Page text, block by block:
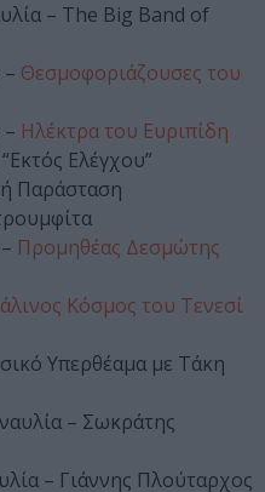
– The Big Band of
Θεσμοφοριάζουσες του
Ηλέκτρα του Ευριπίδη
Ελέγχου”
Παράσταση
Προμηθέας Δεσμώτης
Κόσμος του Τενεσί
Υπερθέαμα με Τάκη
– Σωκράτης
– Γιάννης Πλούταρχος